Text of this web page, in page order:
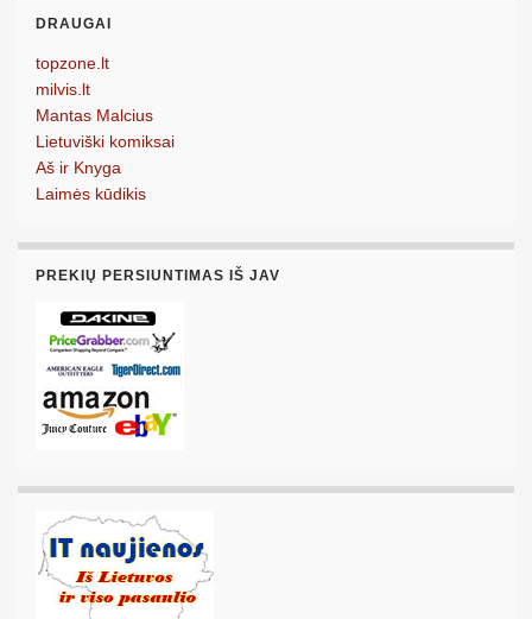
DRAUGAI
topzone.lt
milvis.lt
Mantas Malcius
Lietuviški komiksai
Aš ir Knyga
Laimės kūdikis
PREKIŲ PERSIUNTIMAS IŠ JAV